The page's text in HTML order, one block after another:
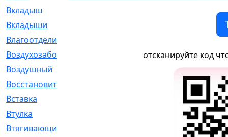
Вкладыш
Вкладыши
Влагоотделитель
Воздухозаборник
Воздушный
Восстановительный
Вставка
Втулка
Втягивающий
отсканируйте код